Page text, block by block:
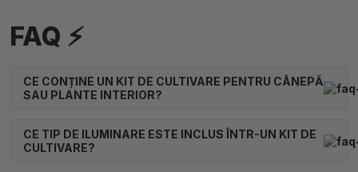
FAQ ⚡
CE CONȚINE UN KIT DE CULTIVARE PENTRU CÂNEPĂ
SAU PLANTE INTERIOR?
CE TIP DE ILUMINARE ESTE INCLUS ÎNTR-UN KIT DE
CULTIVARE?